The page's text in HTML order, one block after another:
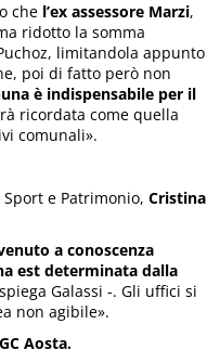
che l’ex assessore Marzi,
ridotto la somma
limitandola appunto
poi di fatto però non
è indispensabile per il
ricordata come quella
comunali».
Sport e Patrimonio,Cristina
a conoscenza
est determinata dalla
Galassi -. Gli uffici si
non agibile».
Aosta.